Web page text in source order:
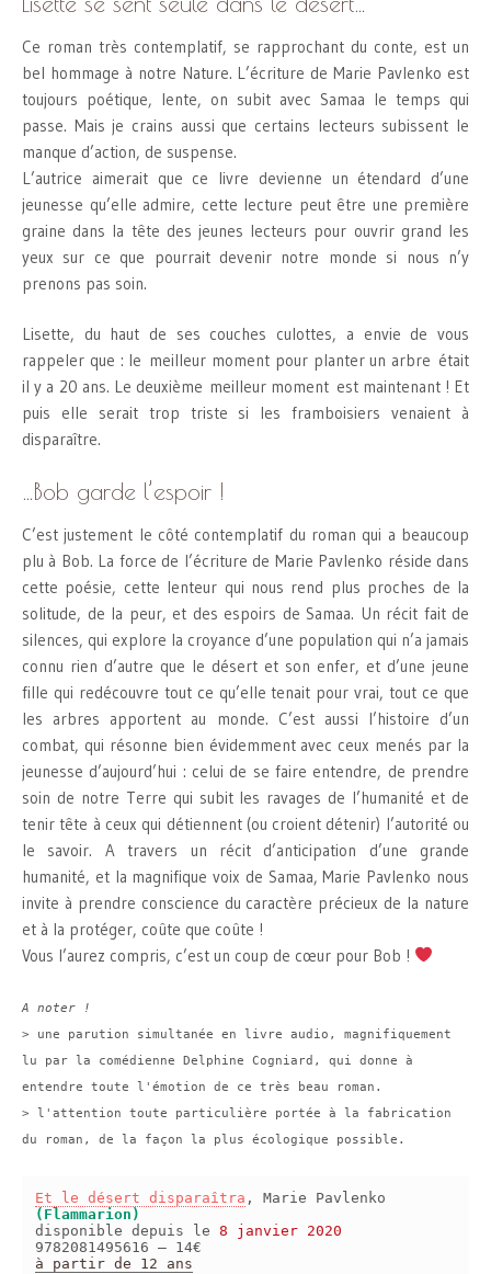
Ce roman très contemplatif, se rapprochant du conte, est un
bel hommage à notre Nature. L’écriture de Marie Pavlenko est
toujours poétique, lente, on subit avec Samaa le temps qui
passe. Mais je crains aussi que certains lecteurs subissent le
manque d’action, de suspense.
L’autrice aimerait que ce livre devienne un étendard d’une
jeunesse qu’elle admire, cette lecture peut être une première
graine dans la tête des jeunes lecteurs pour ouvrir grand les
yeux sur ce que pourrait devenir notre monde si nous n’y
prenons pas soin.
Lisette, du haut de ses couches culottes, a envie de vous
rappeler que : le meilleur moment pour planter un arbre était
il y a 20 ans. Le deuxième meilleur moment est maintenant ! Et
puis elle serait trop triste si les framboisiers venaient à
disparaître.
…Bob garde l’espoir !
C’est justement le côté contemplatif du roman qui a beaucoup
plu à Bob. La force de l’écriture de Marie Pavlenko réside dans
cette poésie, cette lenteur qui nous rend plus proches de la
solitude, de la peur, et des espoirs de Samaa. Un récit fait de
silences, qui explore la croyance d’une population qui n’a jamais
connu rien d’autre que le désert et son enfer, et d’une jeune
fille qui redécouvre tout ce qu’elle tenait pour vrai, tout ce que
les arbres apportent au monde. C’est aussi l’histoire d’un
combat, qui résonne bien évidemment avec ceux menés par la
jeunesse d’aujourd’hui : celui de se faire entendre, de prendre
soin de notre Terre qui subit les ravages de l’humanité et de
tenir tête à ceux qui détiennent (ou croient détenir) l’autorité ou
le savoir. A travers un récit d’anticipation d’une grande
humanité, et la magnifique voix de Samaa, Marie Pavlenko nous
invite à prendre conscience du caractère précieux de la nature
et à la protéger, coûte que coûte !
Vous l’aurez compris, c’est un coup de cœur pour Bob !
A noter !
> une parution simultanée en livre audio, magnifiquement
lu par la comédienne Delphine Cogniard, qui donne à
entendre toute l'émotion de ce très beau roman.
> l'attention toute particulière portée à la fabrication
du roman, de la façon la plus écologique possible.
Et le désert disparaîtra , Marie Pavlenko
(Flammarion)
disponible depuis le 8 janvier 2020
9782081495616 – 14€
à partir de 12 ans